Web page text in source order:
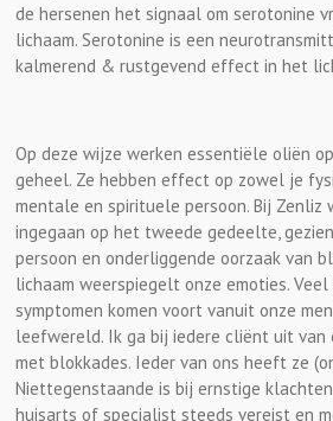
de hersenen het signaal om serotonine
lichaam. Serotonine is een
kalmerend & rustgevend effect in het
Op deze wijze werken essentiële oliën
geheel. Ze hebben effect op zowel je
mentale en spirituele persoon. Bij Zenliz
ingegaan op het tweede gedeelte,
persoon en onderliggende oorzaak van
lichaam weerspiegelt onze emoties.
symptomen komen voort vanuit onze
leefwereld. Ik ga bij iedere cliënt uit van
met blokkades. Ieder van ons heeft ze
Niettegenstaande is bij ernstige
huisarts of specialist steeds vereist en